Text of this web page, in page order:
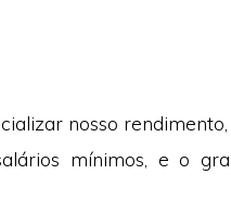
nosso
mínimos, e o